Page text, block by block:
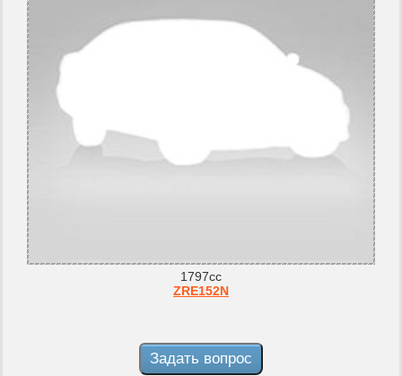
1797cc
ZRE152N